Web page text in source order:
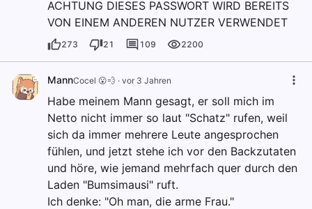
ACHTUNG DIESES PASSWORT WIRD BEREITS
VON EINEM ANDEREN NUTZER VERWENDET
273 21 109 2200
MannCocel 😮💨 · vor 3 Jahren
Habe meinem Mann gesagt, er soll mich im
Netto nicht immer so laut "Schatz" rufen, weil
sich da immer mehrere Leute angesprochen
fühlen, und jetzt stehe ich vor den Backzutaten
und höre, wie jemand mehrfach quer durch den
Laden "Bumsimausi" ruft.
Ich denke: "Oh man, die arme Frau."